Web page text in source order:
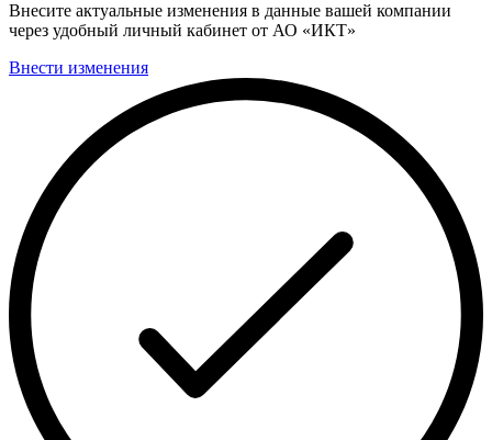
Внесите актуальные изменения в данные вашей компании
через удобный личный кабинет от АО «ИКТ»
Внести изменения